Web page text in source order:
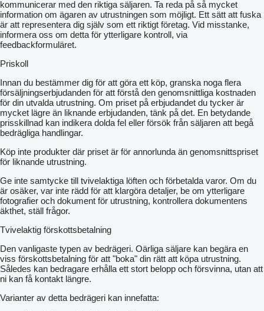
kommunicerar med den riktiga säljaren. Ta reda på så mycket
information om ägaren av utrustningen som möjligt. Ett sätt att fuska
är att representera dig själv som ett riktigt företag. Vid misstanke,
informera oss om detta för ytterligare kontroll, via
feedbackformuläret.
Priskoll
Innan du bestämmer dig för att göra ett köp, granska noga flera
försäljningserbjudanden för att förstå den genomsnittliga kostnaden
för din utvalda utrustning. Om priset på erbjudandet du tycker är
mycket lägre än liknande erbjudanden, tänk på det. En betydande
prisskillnad kan indikera dolda fel eller försök från säljaren att begå
bedrägliga handlingar.
Köp inte produkter där priset är för annorlunda än genomsnittspriset
för liknande utrustning.
Ge inte samtycke till tvivelaktiga löften och förbetalda varor. Om du
är osäker, var inte rädd för att klargöra detaljer, be om ytterligare
fotografier och dokument för utrustning, kontrollera dokumentens
äkthet, ställ frågor.
Tvivelaktig förskottsbetalning
Den vanligaste typen av bedrägeri. Oärliga säljare kan begära en
viss förskottsbetalning för att "boka" din rätt att köpa utrustning.
Således kan bedragare erhålla ett stort belopp och försvinna, utan att
ni kan få kontakt längre.
Varianter av detta bedrägeri kan innefatta: